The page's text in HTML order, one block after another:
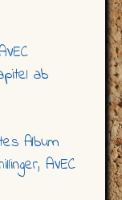
ab
Album
AVEC